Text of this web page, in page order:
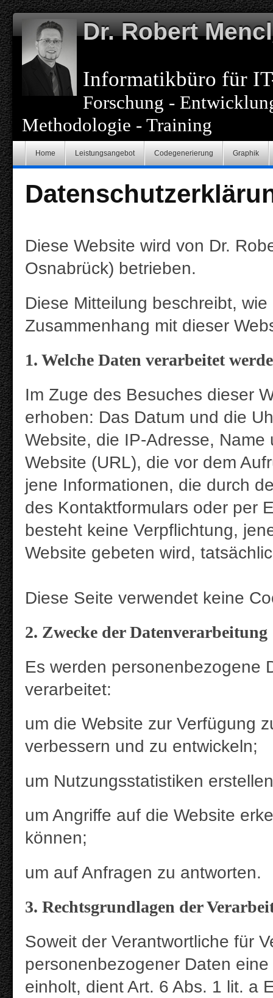
Dr. Robert Mencl
Informatikbüro für
Forschung -
Methodologie - Training
Home Leistungsangebot Codegenerierung Graphik
Diese Website wird von Dr.
Osnabrück) betrieben.
Diese Mitteilung beschreibt,
Zusammenhang mit dieser
1. Welche Daten verarbeitet
Im Zuge des Besuches dieser
erhoben: Das Datum und die
Website, die IP-Adresse,
Website (URL), die vor dem
jene Informationen, die durch
des Kontaktformulars oder per
besteht keine Verpflichtung,
Website gebeten wird,
Diese Seite verwendet keine
2. Zwecke der Datenverarbeitung
Es werden personenbezogene
verarbeitet:
um die Website zur Verfügung
verbessern und zu entwickeln;
um Nutzungsstatistiken
um Angriffe auf die Website
können;
um auf Anfragen zu antworten.
3. Rechtsgrundlagen der
Soweit der Verantwortliche für
personenbezogener Daten
einholt, dient Art. 6 Abs. 1 lit. a